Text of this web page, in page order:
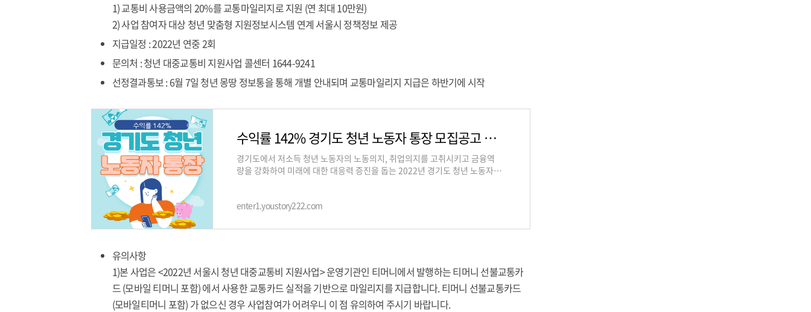
1) 교통비 사용금액의 20%를 교통마일리지로 지원 (연 최대 10만원)
2) 사업 참여자 대상 청년 맞춤형 지원정보시스템 연계 서울시 정책정보 제공
지급일정 : 2022년 연중 2회
문의처 : 청년 대중교통비 지원사업 콜센터 1644-9241
선정결과통보 : 6월 7일 청년 몽땅 정보통을 통해 개별 안내되며 교통마일리지 지급은 하반기에 시작
수익률 142% 경기도 청년 노동자 통장 모집공고 알아보기
경기도에서 저소득 청년 노동자의 노동의지, 취업의지를 고취시키고 금융역
량을 강화하여 미래에 대한 대응력 증진을 돕는 2022년 경기도 청년 노동자
enter1.youstory222.com
유의사항
1)본 사업은 <2022년 서울시 청년 대중교통비 지원사업> 운영기관인 티머니에서 발행하는 티머니 선불교통카
드 (모바일 티머니 포함) 에서 사용한 교통카드 실적을 기반으로 마일리지를 지급합니다. 티머니 선불교통카드
(모바일티머니 포함) 가 없으신 경우 사업참여가 어려우니 이 점 유의하여 주시기 바랍니다.